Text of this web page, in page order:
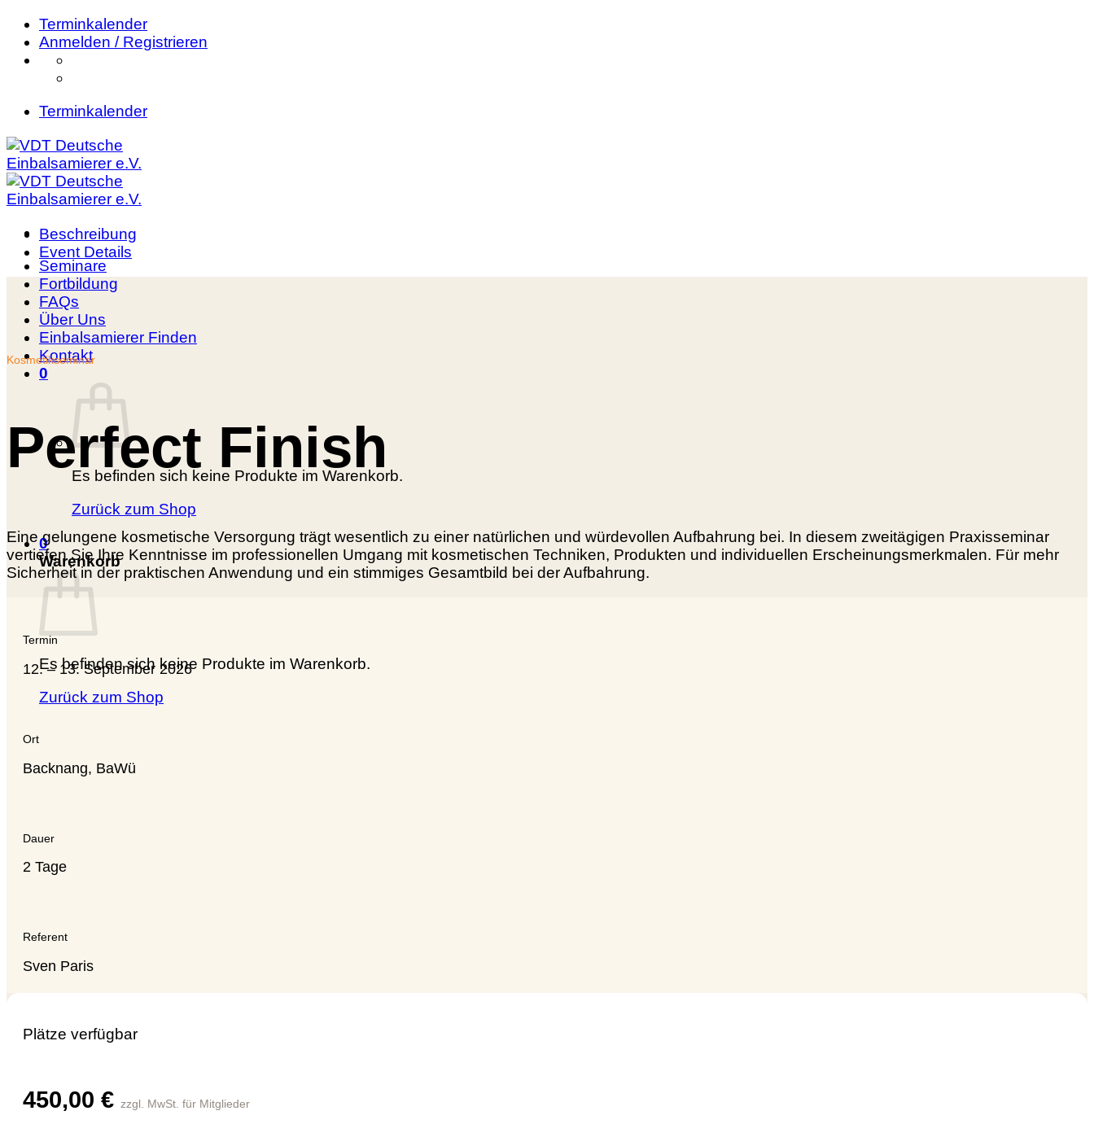
Zum
Inhalt
springen
Terminkalender
Anmelden / Registrieren
Terminkalender
Seminare
Fortbildung
FAQs
Über Uns
Einbalsamierer Finden
Kontakt
0
Es befinden sich keine Produkte im Warenkorb.
Zurück zum Shop
0
Warenkorb
Es befinden sich keine Produkte im Warenkorb.
Zurück zum Shop
Beschreibung
Event Details
Kosmetikseminar
Perfect Finish
Eine gelungene kosmetische Versorgung trägt wesentlich zu einer natürlichen und würdevollen Aufbahrung bei. In diesem zweitägigen Praxisseminar
vertiefen Sie Ihre Kenntnisse im professionellen Umgang mit kosmetischen Techniken, Produkten und individuellen Erscheinungsmerkmalen. Für mehr
Sicherheit in der praktischen Anwendung und ein stimmiges Gesamtbild bei der Aufbahrung.
Termin
12. – 13. September 2026
Ort
Backnang, BaWü
Dauer
2 Tage
Referent
Sven Paris
Plätze verfügbar
450,00 € zzgl. MwSt. für Mitglieder